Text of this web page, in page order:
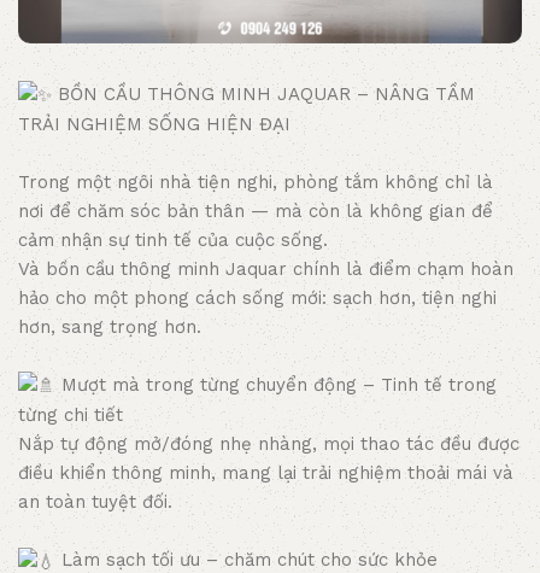
BỒN CẦU THÔNG MINH JAQUAR – NÂNG TẦM
TRẢI NGHIỆM SỐNG HIỆN ĐẠI
Trong một ngôi nhà tiện nghi, phòng tắm không chỉ là
nơi để chăm sóc bản thân — mà còn là không gian để
cảm nhận sự tinh tế của cuộc sống.
Và bồn cầu thông minh Jaquar chính là điểm chạm hoàn
hảo cho một phong cách sống mới: sạch hơn, tiện nghi
hơn, sang trọng hơn.
Mượt mà trong từng chuyển động – Tinh tế trong
từng chi tiết
Nắp tự động mở/đóng nhẹ nhàng, mọi thao tác đều được
điều khiển thông minh, mang lại trải nghiệm thoải mái và
an toàn tuyệt đối.
Làm sạch tối ưu – chăm chút cho sức khỏe